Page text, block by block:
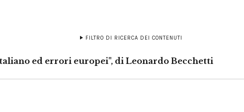
FILTRO DI RICERCA DEI CONTENUTI
ed errori europei", di Leonardo Becchetti